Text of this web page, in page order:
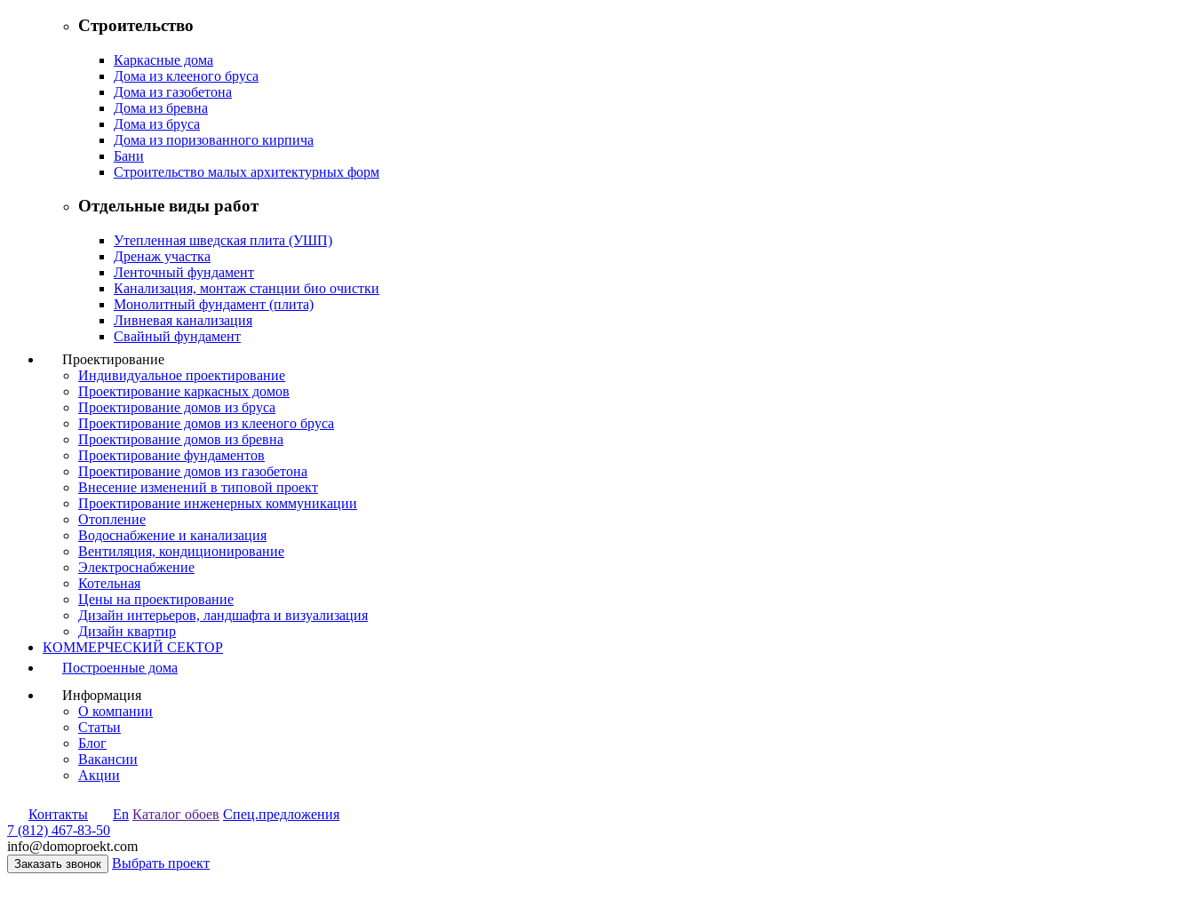
Строительство
Каркасные дома
Дома из клееного бруса
Дома из газобетона
Дома из бревна
Дома из бруса
Дома из поризованного кирпича
Бани
Строительство малых архитектурных форм
Отдельные виды работ
Утепленная шведская плита (УШП)
Дренаж участка
Ленточный фундамент
Канализация, монтаж станции био очистки
Монолитный фундамент (плита)
Ливневая канализация
Свайный фундамент
Проектирование
Индивидуальное проектирование
Проектирование каркасных домов
Проектирование домов из бруса
Проектирование домов из клееного бруса
Проектирование домов из бревна
Проектирование фундаментов
Проектирование домов из газобетона
Внесение изменений в типовой проект
Проектирование инженерных коммуникации
Отопление
Водоснабжение и канализация
Вентиляция, кондиционирование
Электроснабжение
Котельная
Цены на проектирование
Дизайн интерьеров, ландшафта и визуализация
Дизайн квартир
КОММЕРЧЕСКИЙ СЕКТОР
Построенные дома
Информация
О компании
Статьи
Блог
Вакансии
Акции
Контакты En Каталог обоев Спец.предложения
7 (812) 467-83-50
info@domoproekt.com
Заказать звонок Выбрать проект